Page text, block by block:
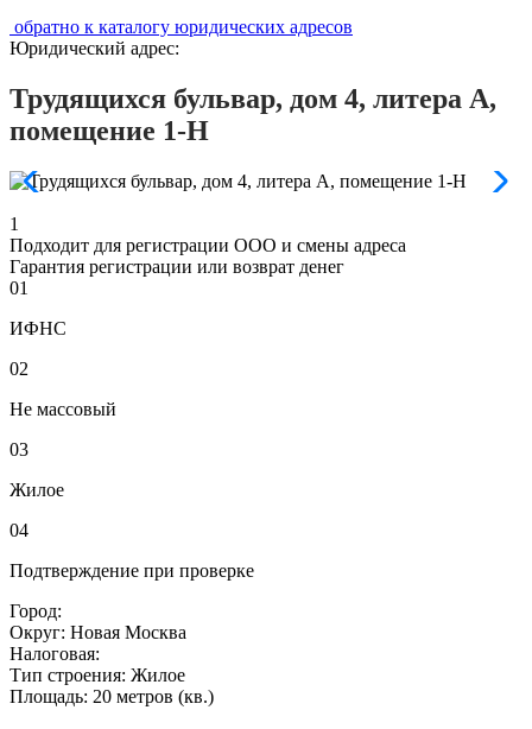
обратно к каталогу юридических адресов
Юридический адрес:
Трудящихся бульвар, дом 4, литера А,
помещение 1-Н
1
Подходит для регистрации ООО и смены адреса
Гарантия регистрации или возврат денег
01
ИФНС
02
Не массовый
03
Жилое
04
Подтверждение при проверке
Город:
Округ: Новая Москва
Налоговая:
Тип строения: Жилое
Площадь: 20 метров (кв.)